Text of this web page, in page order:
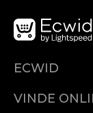
ECWID
Prețuri
VINDE